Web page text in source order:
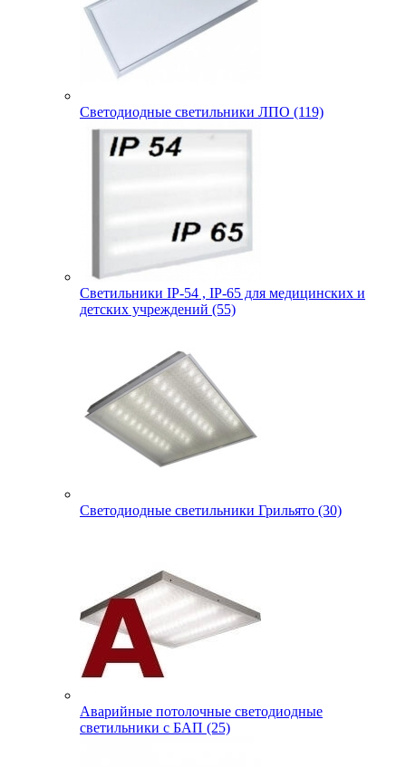
Светодиодные светильники ЛПО (119)
Светильники IP-54 , IP-65 для медицинских и
детских учреждений (55)
Светодиодные светильники Грильято (30)
Аварийные потолочные светодиодные
светильники с БАП (25)